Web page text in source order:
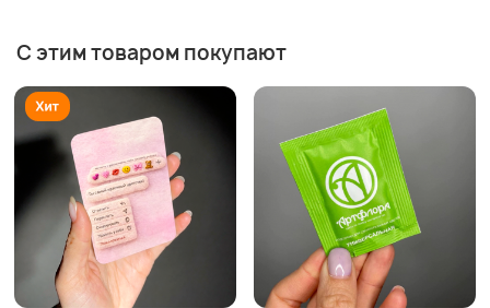
С этим товаром покупают